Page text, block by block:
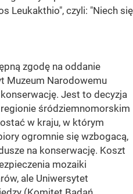
Leukakthio", czyli: "Niech się
zgodę na oddanie
Muzeum Narodowemu
Jest to decyzja
śródziemnomorskim
w kraju, w którym
ogromnie się wzbogacą,
na konserwację. Koszt
mozaiki
ale Uniwersytet